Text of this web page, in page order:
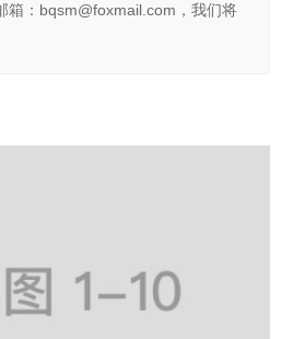
箱：bqsm@foxmail.com，我们将